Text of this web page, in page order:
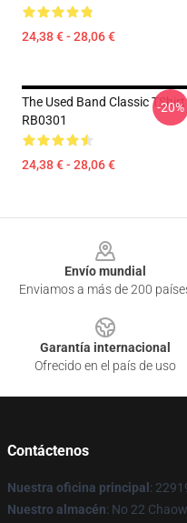
24,38 € - 28,06 €
The Used Band Classic TShirt
RB0301
24,38 € - 28,06 €
-20%
Envío mundial
Enviamos a más de 200
Garantía internacional
Ofrecido en el país de uso
Contáctenos
Nuestra oficina principal :
Nuestro almacén: No 22